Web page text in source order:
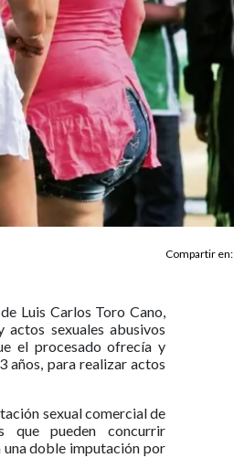
Compartir en:
Luis Carlos Toro Cano,
sexuales abusivos
el procesado ofrecía y
años, para realizar actos
sexual comercial de
que pueden concurrir
una doble imputación por